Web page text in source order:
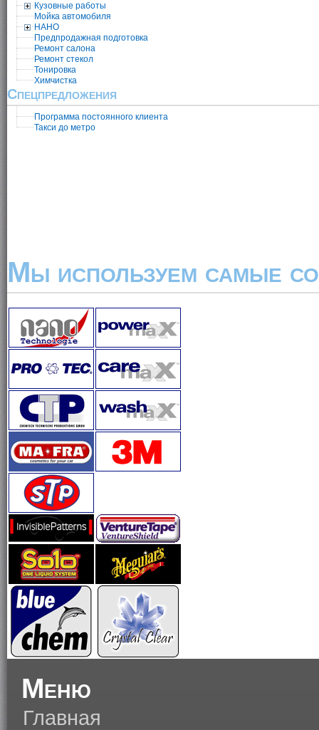
Кузовные работы
Мойка автомобиля
НАНО
Предпродажная подготовка
Ремонт салона
Ремонт стекол
Тонировка
Химчистка
Спецпредложения
Программа постоянного клиента
Такси до метро
Мы используем самые
Меню
Главная